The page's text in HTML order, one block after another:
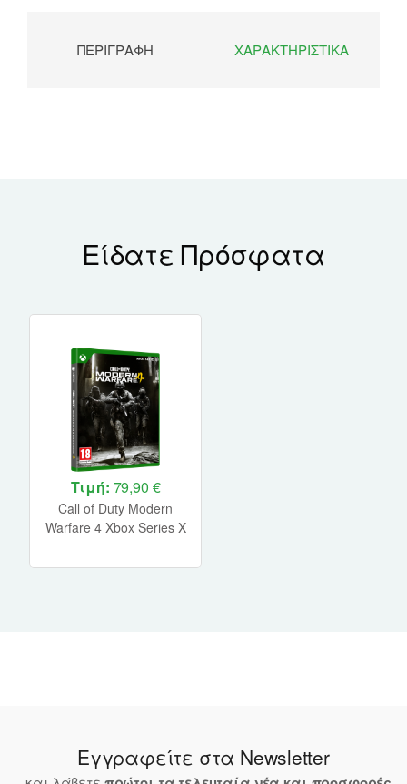
ΠΕΡΙΓΡΑΦΉ ΧΑΡΑΚΤΗΡΙΣΤΙΚΆ
Είδατε Πρόσφατα
Τιμή: 79,90 €
Call of Duty Modern
Warfare 4 Xbox Series X
Εγγραφείτε στα Newsletter